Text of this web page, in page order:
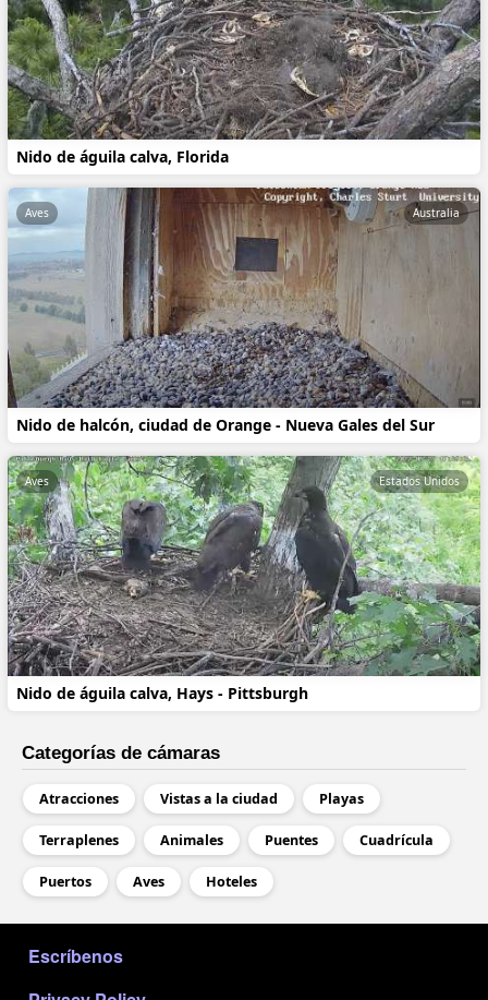
Nido de águila calva, Florida
Nido de halcón, ciudad de Orange - Nueva Gales del Sur
Aves Australia
Nido de águila calva, Hays - Pittsburgh
Aves Estados Unidos
Categorías de cámaras
Atracciones Vistas a la ciudad Playas
Terraplenes Animales Puentes Cuadrícula
Puertos Aves Hoteles
Escríbenos